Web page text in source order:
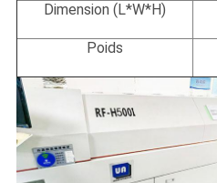
Dimension (L*W*H)
Poids